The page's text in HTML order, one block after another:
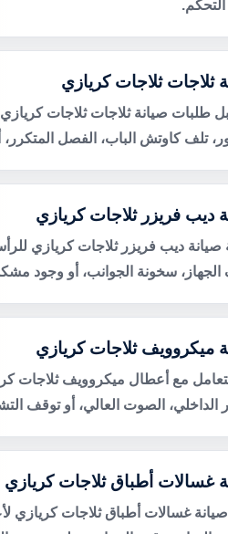
ثلاجات ثلاجات كريازي
طلبات صيانة ثلاجات ثلاجات
تلف كاوتش الباب، الفصل
ديب فريزر ثلاجات كريازي
ديب فريزر ثلاجات كريازي
سخونة الجوانب، أو وجود
ميكروويف ثلاجات كريازي
مع أعطال ميكروويف ثلاجات
الداخلي، الصوت العالي، أو توقف
غسالات أطباق ثلاجات كريازي
صيانة غسالات أطباق ثلاجات